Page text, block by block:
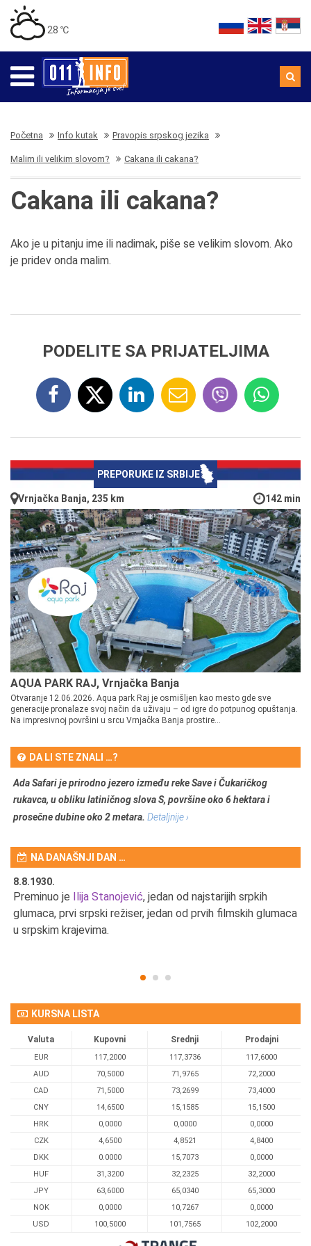
28 ℃
Početna Info kutak Pravopis srpskog jezika
Malim ili velikim slovom? Cakana ili cakana?
Cakana ili cakana?
Ako je u pitanju ime ili nadimak, piše se velikim slovom. Ako
je pridev onda malim.
PODELITE SA PRIJATELJIMA
PREPORUKE IZ SRBIJE
Vrnjačka Banja, 235 km 142 min
AQUA PARK RAJ, Vrnjačka Banja
Otvaranje 12.06.2026. Aqua park Raj je osmišljen kao mesto gde sve
generacije pronalaze svoj način da uživaju – od igre do potpunog opuštanja.
Na impresivnoj površini u srcu Vrnjačka Banja prostire...
DA LI STE ZNALI …?
Ada Safari je prirodno jezero između reke Save i Čukaričkog
rukavca, u obliku latiničnog slova S, površine oko 6 hektara i
prosečne dubine oko 2 metara. Detaljnije ›
NA DANAŠNJI DAN …
8.8.1930.
Preminuo je Ilija Stanojević, jedan od najstarijih srpkih
glumaca, prvi srpski režiser, jedan od prvih filmskih glumaca
u srpskim krajevima.
KURSNA LISTA
Valuta Kupovni Srednji Prodajni
EUR 117,2000 117,3736
117,6000
AUD
70,5000 71,9765
72,2000
CAD
71,5000 73,2699
73,4000
CNY
14,6500 15,1585
15,1500
HRK
0,0000 0,0000
0,0000
CZK
4,6500 4,8521
4,8400
DKK
0.0000 15,7073
0,0000
HUF
31,3200 32,2325
32,2000
JPY
63,6000 65,0340
65,3000
NOK
0,0000 10,7267
0,0000
USD
100,5000 101,7565 102,2000